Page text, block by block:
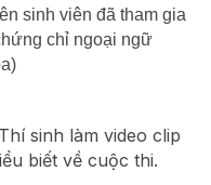
sinh viên đã tham gia
chỉ ngoại ngữ
sinh làm video clip
biết về cuộc thi.